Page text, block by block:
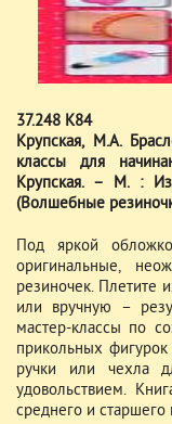
37.248 К84
Крупская, М.А.
классы для
Крупская. – М. :
(Волшебные
Под яркой
оригинальные,
резиночек. Плетите
или вручную –
мастер-классы по
прикольных
ручки или чехла
удовольствием.
среднего и старшего